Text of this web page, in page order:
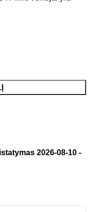
2026-08-10 -